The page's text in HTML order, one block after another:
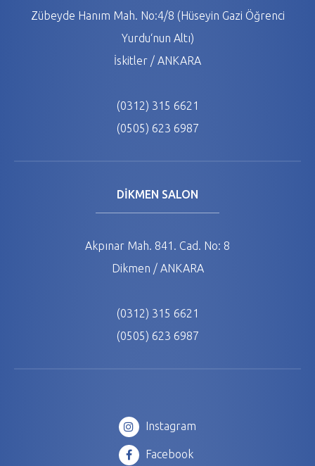
Zübeyde Hanım Mah. No:4/8 (Hüseyin Gazi Öğrenci
Yurdu‘nun Altı)
İskitler / ANKARA
(0312) 315 6621
(0505) 623 6987
DİKMEN SALON
Akpınar Mah. 841. Cad. No: 8
Dikmen / ANKARA
(0312) 315 6621
(0505) 623 6987
Instagram
Facebook